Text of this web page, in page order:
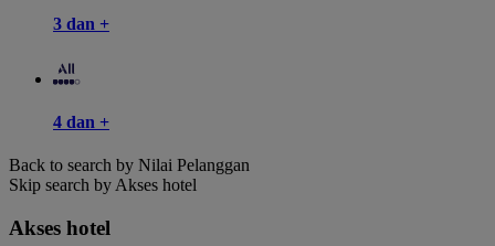
3 dan +
4 dan +
Back to search by Nilai Pelanggan
Skip search by Akses hotel
Akses hotel